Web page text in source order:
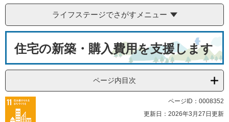
ライフステージでさがすメニュー
住宅の新築・購入費用を支援します
ページ内目次
ページID：0008352
更新日：2026年3月27日更新